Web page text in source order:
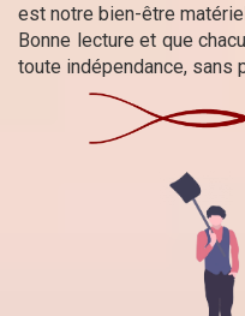
est notre bien-être
Bonne lecture et que
toute indépendance, sans